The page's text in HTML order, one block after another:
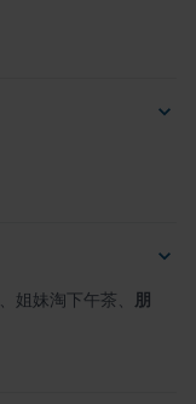
、姐妹淘下午茶、
朋